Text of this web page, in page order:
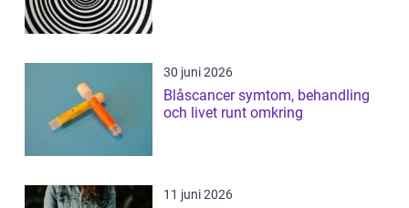
30 juni 2026
Blåscancer symtom, behandling
och livet runt omkring
11 juni 2026